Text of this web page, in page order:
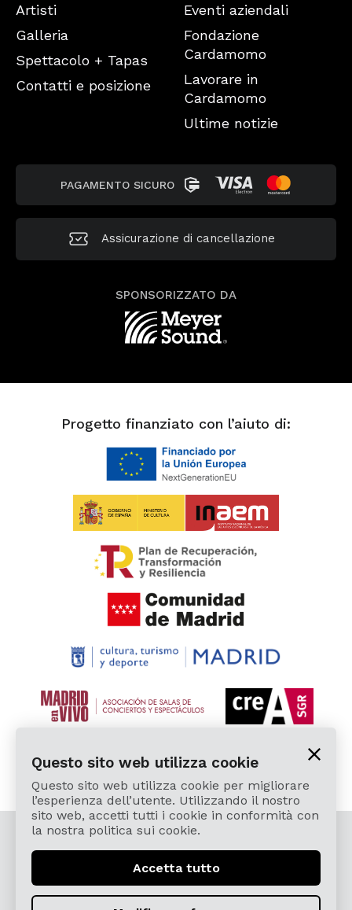
Artisti
Galleria
Spettacolo + Tapas
Contatti e posizione
Eventi aziendali
Fondazione
Cardamomo
Lavorare in
Cardamomo
Ultime notizie
PAGAMENTO SICURO
Assicurazione di cancellazione
SPONSORIZZATO DA
Progetto finanziato con l’aiuto di:
© 2026 Cardamomo Flamenco Madrid - Tutti i diritti
riservati.
Questo sito web utilizza cookie
Questo sito web utilizza cookie per migliorare
l’esperienza dell’utente. Utilizzando il nostro
sito web, accetti tutti i cookie in conformità con
la nostra politica sui cookie.
Accetta tutto